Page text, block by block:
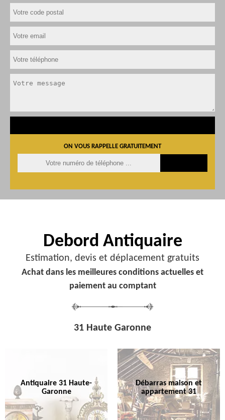
ON VOUS RAPPELLE GRATUITEMENT
Debord Antiquaire
Estimation, devis et déplacement gratuits
Achat dans les meilleures conditions actuelles et
paiement au comptant
31 Haute Garonne
Antiquaire 31 Haute-
Garonne
Débarras maison et
appartement 31